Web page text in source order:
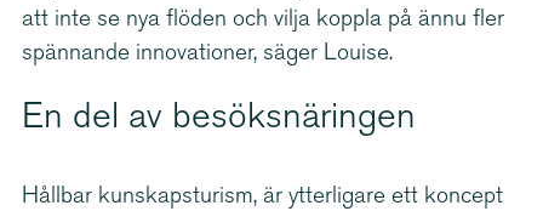
att inte se nya flöden och vilja koppla på ännu fler
spännande innovationer, säger Louise.
En del av besöksnä­ringen
Hållbar kunskaps­turism, är ytterligare ett koncept